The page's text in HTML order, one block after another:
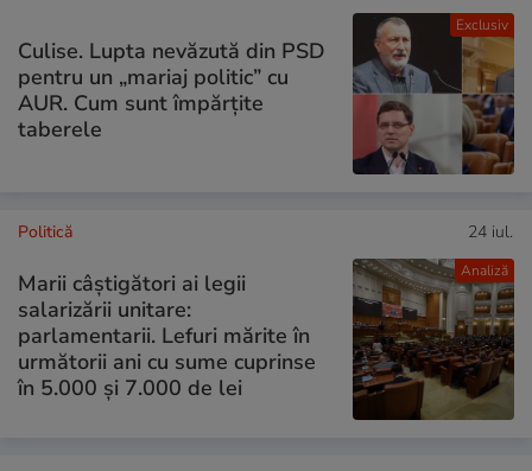
Exclusiv
Culise. Lupta nevăzută din PSD
pentru un „mariaj politic” cu
AUR. Cum sunt împărțite
taberele
Analiză
Politică 24 iul.
Marii câștigători ai legii
salarizării unitare:
parlamentarii. Lefuri mărite în
următorii ani cu sume cuprinse
în 5.000 și 7.000 de lei